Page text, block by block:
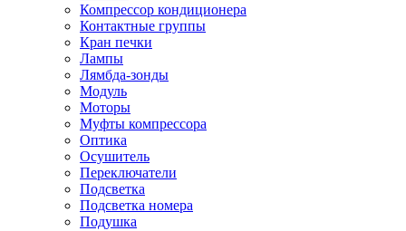
Компрессор кондиционера
Контактные группы
Кран печки
Лампы
Лямбда-зонды
Модуль
Моторы
Муфты компрессора
Оптика
Осушитель
Переключатели
Подсветка
Подсветка номера
Подушка